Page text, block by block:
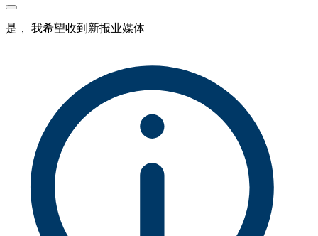
是， 我希望收到新报业媒体